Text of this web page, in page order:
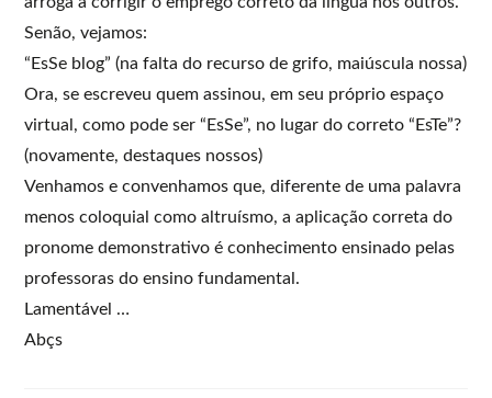
Senão, vejamos:
“EsSe blog” (na falta do recurso de grifo, maiúscula nossa)
Ora, se escreveu quem assinou, em seu próprio espaço
virtual, como pode ser “EsSe”, no lugar do correto “EsTe”?
(novamente, destaques nossos)
Venhamos e convenhamos que, diferente de uma palavra
menos coloquial como altruísmo, a aplicação correta do
pronome demonstrativo é conhecimento ensinado pelas
professoras do ensino fundamental.
Lamentável …
Abçs